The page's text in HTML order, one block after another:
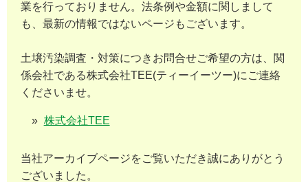
業を行っておりません。法条例や金額に関しまして
も、最新の情報ではないページもございます。
土壌汚染調査・対策につきお問合せご希望の方は、関
係会社である株式会社TEE(ティーイーツー)にご連絡
くださいませ。
株式会社TEE
当社アーカイブページをご覧いただき誠にありがとう
ございました。